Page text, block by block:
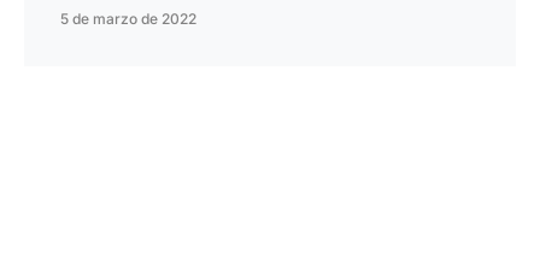
5 de marzo de 2022